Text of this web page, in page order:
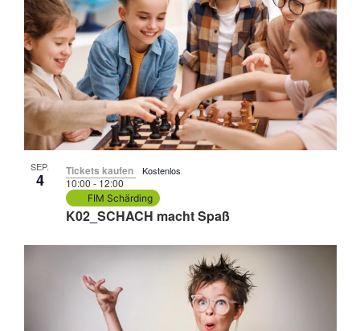
SEP.
4
K02_SCHACH macht Spaß
10:00-12:00
FIM Schärding
Tickets kaufen Kostenlos